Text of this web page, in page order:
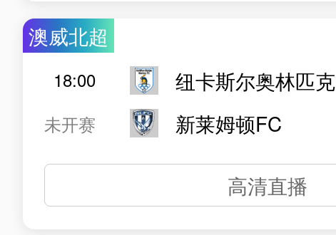
澳威北超
18:00
未开赛
纽卡斯尔奥林匹克
新莱姆顿FC
高清直播